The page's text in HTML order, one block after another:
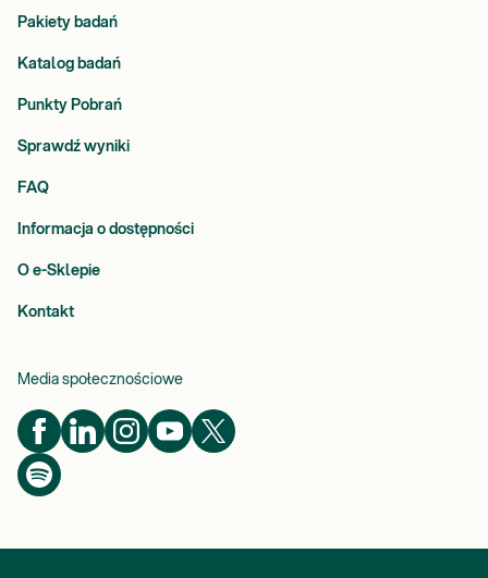
Pakiety badań
Katalog badań
Punkty Pobrań
Sprawdź wyniki
FAQ
Informacja o dostępności
O e-Sklepie
Kontakt
Media społecznościowe